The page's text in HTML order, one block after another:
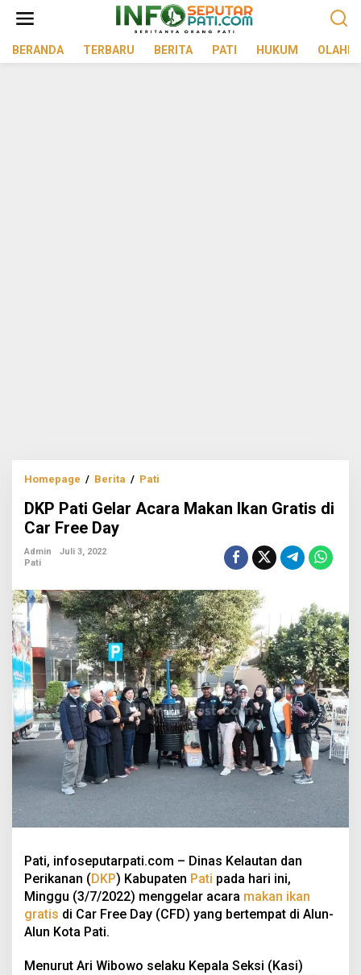
BERANDA
TERBARU BERITA PATI HUKUM
Homepage / Berita / Pati
Gelar
Car
Free
Day
DKP Pati Gelar Acara Makan Ikan Gratis di
Car Free Day
Admin
Juli 3, 2022
Pati
Pati, infoseputarpati.com – Dinas Kelautan dan
Perikanan ( DKP) Kabupaten Pati pada hari ini,
Minggu (3/7/2022) menggelar acara makan ikan
gratis di Car Free Day (CFD) yang bertempat di Alun-
Alun Kota Pati.
Menurut Ari Wibowo selaku Kepala Seksi (Kasi)